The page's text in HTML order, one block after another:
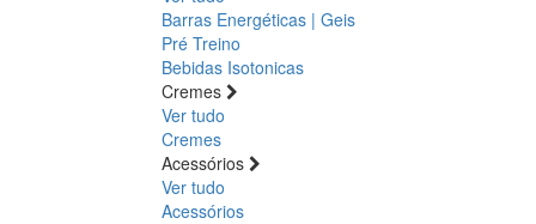
Barras Energéticas | Geis
Pré Treino
Bebidas Isotonicas
Cremes
Ver tudo
Cremes
Acessórios
Ver tudo
Acessórios